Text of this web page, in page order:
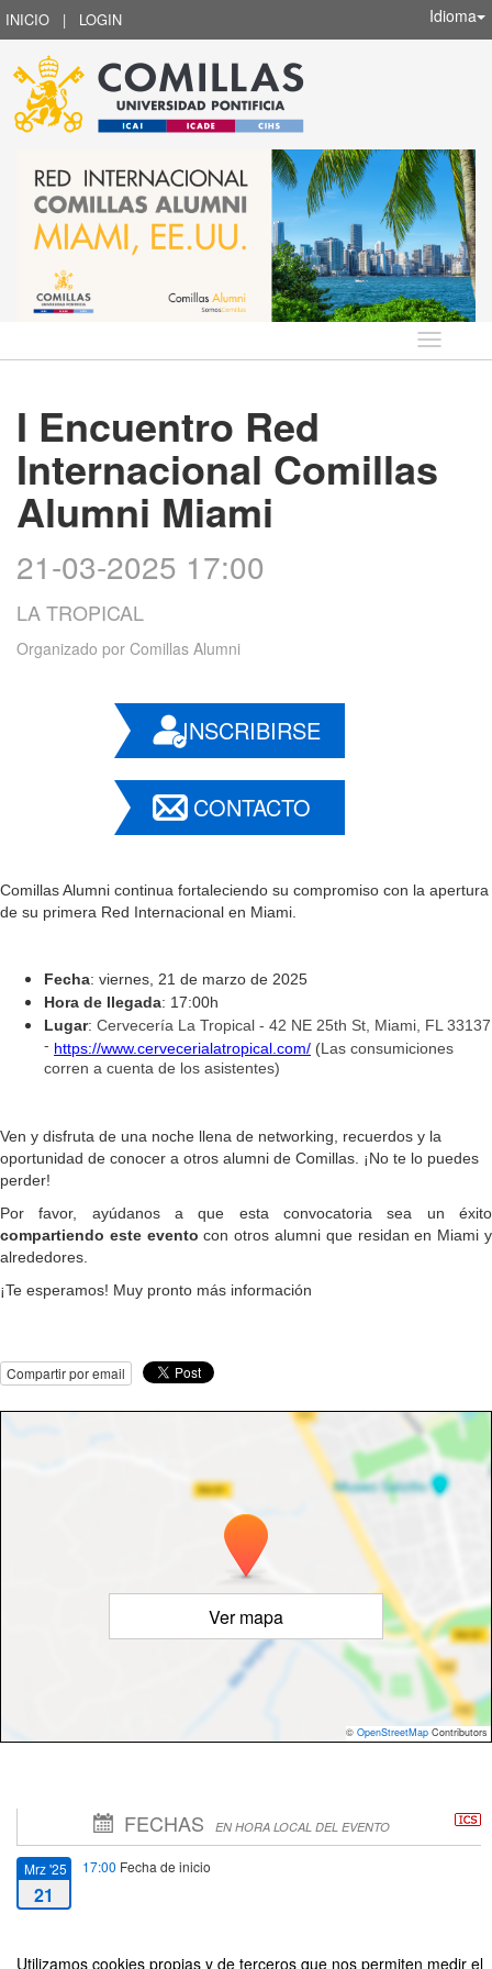
Utilizamos cookies propias y de terceros que nos permiten medir el
INICIO | LOGIN Idioma
Idioma
I Encuentro Red
Internacional Comillas
Alumni Miami
21-03-2025 17:00
LA TROPICAL
Organizado por Comillas Alumni
INSCRIBIRSE
CONTACTO
Comillas Alumni continua fortaleciendo su compromiso con la apertura
de su primera Red Internacional en Miami.
Fecha: viernes, 21 de marzo de 2025
Hora de llegada: 17:00h
Lugar: Cervecería La Tropical - 42 NE 25th St, Miami, FL 33137
- https://www.cervecerialatropical.com/ (Las consumiciones
corren a cuenta de los asistentes)
Ven y disfruta de una noche llena de networking, recuerdos y la
oportunidad de conocer a otros alumni de Comillas. ¡No te lo puedes
perder!
Por favor, ayúdanos a que esta convocatoria sea un éxito
compartiendo este evento con otros alumni que residan en Miami y
alrededores.
¡Te esperamos! Muy pronto más información
Compartir por email
Ver mapa
© OpenStreetMap Contributors
FECHAS EN HORA LOCAL DEL EVENTO
Mrz '25
21
17:00 Fecha de inicio